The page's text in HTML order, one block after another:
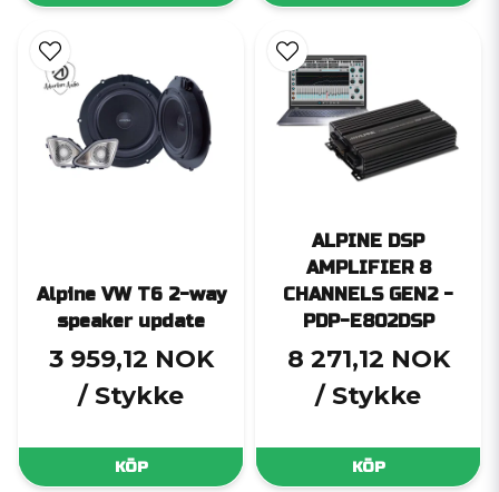
Alpine VW T6 2-way
speaker update
3 959,12 NOK
/ Stykke
KÖP
ALPINE DSP
AMPLIFIER 8
CHANNELS GEN2 -
PDP-E802DSP
8 271,12 NOK
/ Stykke
KÖP